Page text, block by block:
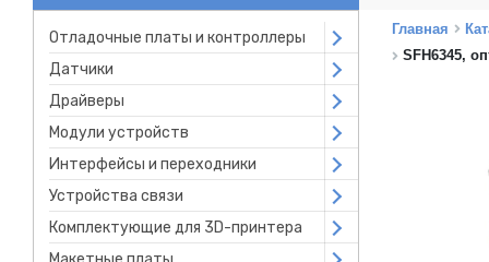
Отладочные платы и контроллеры
Open submenu
Датчики
Open submenu
Драйверы
Open submenu
Модули устройств
Open submenu
Интерфейсы и переходники
Open submenu
Устройства связи
Open submenu
Комплектующие для 3D-принтера
Open submenu
Главная
SFH6345,